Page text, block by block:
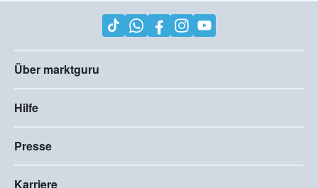
Über marktguru
Hilfe
Presse
Karriere